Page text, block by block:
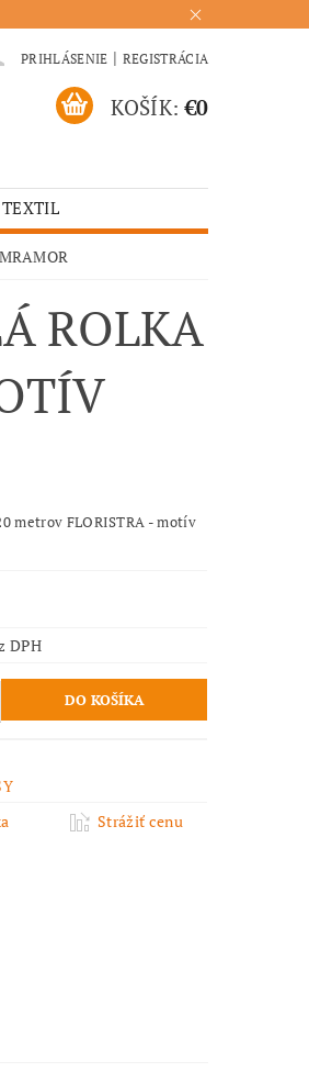
PRIHLÁSENIE | REGISTRÁCIA
KOŠÍK: €0
TEXTIL
TEXTIL
ROLKA
metrov FLORISTRA - motív
bez DPH
Strážiť cenu